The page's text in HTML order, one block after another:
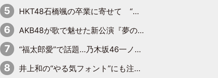
HKT48石橋颯の卒業に寄せて “いぶくる”の絆と後輩・龍頭綺音の決意
AKB48が歌で魅せた新公演『夢のポップスター』 初日から全身全霊のステージ
“福太郎愛”で話題…乃木坂46一ノ瀬美空、地元福岡『めんべい25周年トップサポーター』に就任
井上和の“やる気フォント”にも注目 乃木坂46が挑んだ書道パフォーマンスの舞台裏